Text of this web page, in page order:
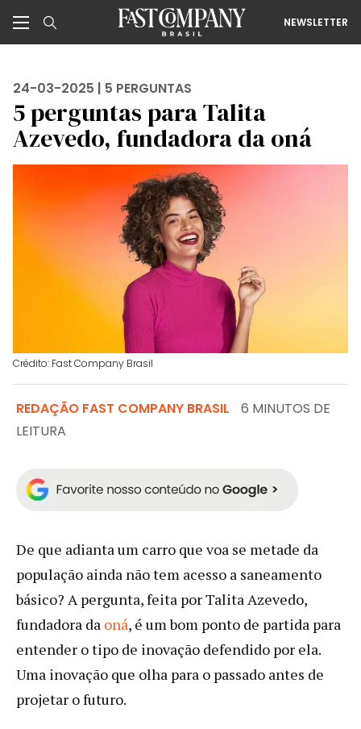
NEWSLETTER
24-03-2025 | 5 PERGUNTAS
5 perguntas para Talita
Azevedo, fundadora da oná
Crédito: Fast Company Brasil
REDAÇÃO FAST COMPANY BRASIL
6 MINUTOS DE
LEITURA
De que adianta um carro que voa se metade da
população ainda não tem acesso a saneamento
básico? A pergunta, feita por Talita Azevedo,
fundadora da oná, é um bom ponto de partida para
entender o tipo de inovação defendido por ela.
Uma inovação que olha para o passado antes de
projetar o futuro.